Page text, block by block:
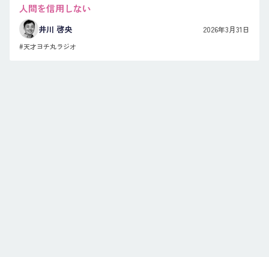
人間を信用しない
井川 啓央 2026年3月31日
#天才ヨチ丸ラジオ